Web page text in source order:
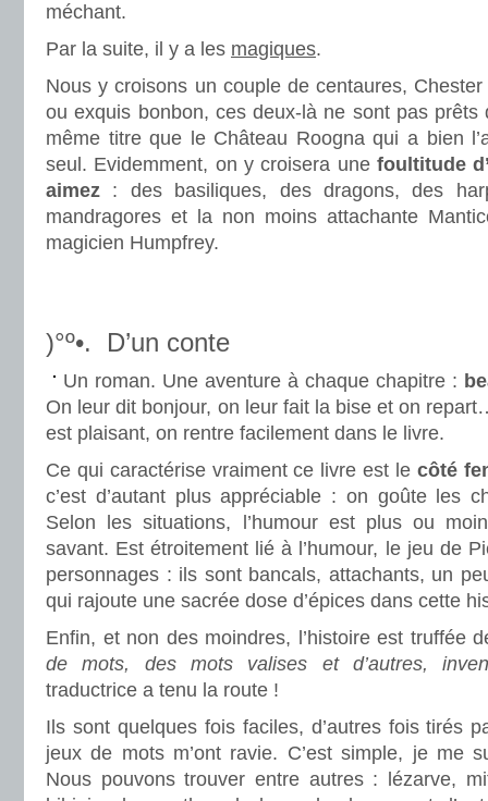
méchant.
Par la suite, il y a les magiques.
Nous y croisons un couple de centaures,
ou exquis bonbon, ces deux-là ne sont pas prêts
même titre que le Château Roogna qui a bien
seul. Evidemment, on y croisera une foultitude
aimez : des basiliques, des dragons, des
mandragores et la non moins attachante
magicien Humpfrey.
)°º•. D’un conte
Un roman. Une aventure à chaque chapitre :
On leur dit bonjour, on leur fait la bise et on
est plaisant, on rentre facilement dans le livre.
Ce qui caractérise vraiment ce livre est le côté
c’est d’autant plus appréciable : on goûte les
Selon les situations, l’humour est plus ou
savant. Est étroitement lié à l’humour, le jeu de
personnages : ils sont bancals, attachants, un
qui rajoute une sacrée dose d’épices dans cette
Enfin, et non des moindres, l’histoire est truffée
de mots, des mots valises et d’autres,
traductrice a tenu la route !
Ils sont quelques fois faciles, d’autres fois tirés
jeux de mots m’ont ravie. C’est simple, je me
Nous pouvons trouver entre autres : lézarve,